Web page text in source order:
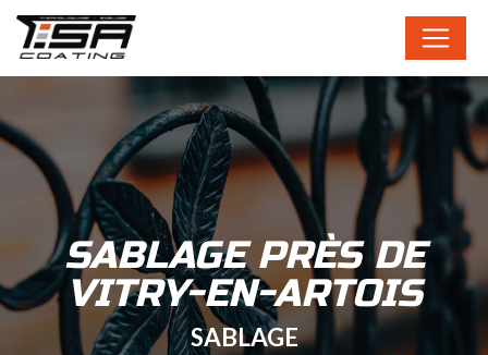
SABLAGE PRÈS DE
VITRY-EN-ARTOIS
SABLAGE
Panneau de gestion des cookies